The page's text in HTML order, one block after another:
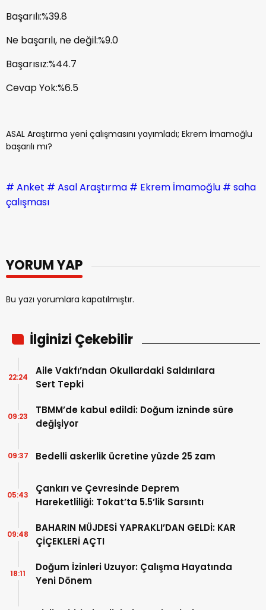
Başarılı:%39.8
Ne başarılı, ne değil:%9.0
Başarısız:%44.7
Cevap Yok:%6.5
ASAL Araştırma yeni çalışmasını yayımladı; Ekrem İmamoğlu
başarılı mı?
# Anket # Asal Araştırma # Ekrem İmamoğlu # saha
çalışması
YORUM YAP
Bu yazı yorumlara kapatılmıştır.
İlginizi Çekebilir
Aile Vakfı’ndan Okullardaki Saldırılara
Sert Tepki
22:24
TBMM’de kabul edildi: Doğum izninde süre
değişiyor
09:23
Bedelli askerlik ücretine yüzde 25 zam
09:37
Çankırı ve Çevresinde Deprem
Hareketliliği: Tokat’ta 5.5’lik Sarsıntı
05:43
BAHARIN MÜJDESİ YAPRAKLI’DAN GELDİ: KAR
ÇİÇEKLERİ AÇTI
09:48
Doğum İzinleri Uzuyor: Çalışma Hayatında
Yeni Dönem
18:11